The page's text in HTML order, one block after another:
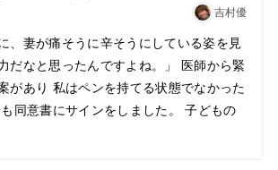
吉村優
、妻が痛そうに辛そうにしている姿を見
だなと思ったんですよね。」 医師から緊
があり 私はペンを持てる状態でなかった
同意書にサインをしました。 子どもの